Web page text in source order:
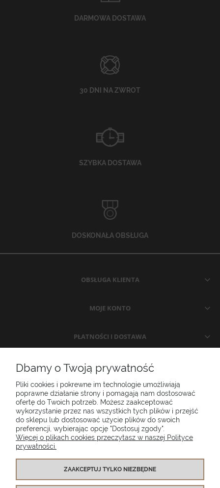
DARMOWA DOSTAWA
30 DNI NA ZWROT
SZYBKA DOSTAWA
DOSKONAŁA OBSŁUGA
OBSŁUGA KLIENTA
MOJE KONTO
PŁATNOŚCI I DOSTAWA
INFORMACJE
O NAS
Poduszki ogrodowe Setgarden.com | Lubelska 1A, 10-409 Olsztyn |
NIP: 7391986025
(+48) 885 281 885 biuro@setgarden.com
FACEBOOK PINTEREST
Dbamy o Twoją prywatność
Pliki cookies i pokrewne im technologie umożliwiają
poprawne działanie strony i pomagają nam dostosować
ofertę do Twoich potrzeb. Możesz zaakceptować
wykorzystanie przez nas wszystkich tych plików i przejść
do sklepu lub dostosować użycie plików do swoich
preferencji, wybierając opcję "Dostosuj zgody".
Więcej o plikach cookies przeczytasz w naszej Polityce
prywatności.
ZAAKCEPTUJ TYLKO NIEZBĘDNE